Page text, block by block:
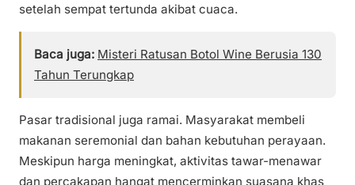
setelah sempat tertunda akibat cuaca.
Baca juga: Misteri Ratusan Botol Wine Berusia 130
Tahun Terungkap
Pasar tradisional juga ramai. Masyarakat membeli
makanan seremonial dan bahan kebutuhan perayaan.
Meskipun harga meningkat, aktivitas tawar-menawar
dan percakapan hangat mencerminkan suasana khas